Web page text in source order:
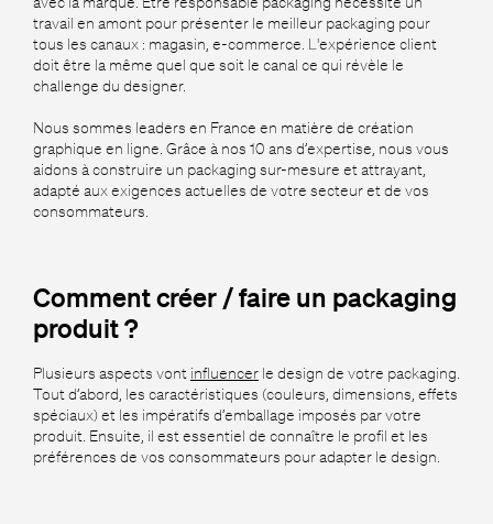
travail en amont pour présenter le meilleur packaging pour
tous les canaux : magasin, e-commerce. L'expérience client
doit être la même quel que soit le canal ce qui révèle le
challenge du designer.
Nous sommes leaders en France en matière de création
graphique en ligne. Grâce à nos 10 ans d’expertise, nous vous
aidons à construire un packaging sur-mesure et attrayant,
adapté aux exigences actuelles de votre secteur et de vos
consommateurs.
Comment créer / faire un packaging
produit ?
Plusieurs aspects vont influencerle design de votre packaging.
Tout d’abord, les caractéristiques (couleurs, dimensions, effets
spéciaux) et les impératifs d’emballage imposés par votre
produit. Ensuite, il est essentiel de connaître le profil et les
préférences de vos consommateurs pour adapter le design.